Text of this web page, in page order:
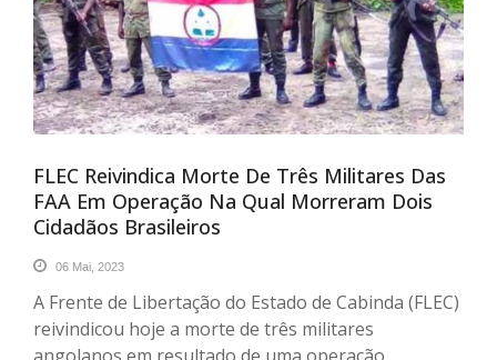
FLEC Reivindica Morte De Três Militares Das
FAA Em Operação Na Qual Morreram Dois
Cidadãos Brasileiros
06 Mai, 2023
A Frente de Libertação do Estado de Cabinda (FLEC)
reivindicou hoje a morte de três militares
angolanos em resultado de uma operação